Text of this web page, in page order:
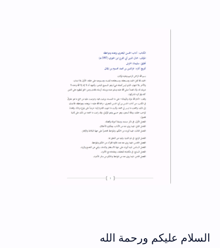
السلام عليكم ورحمة الله